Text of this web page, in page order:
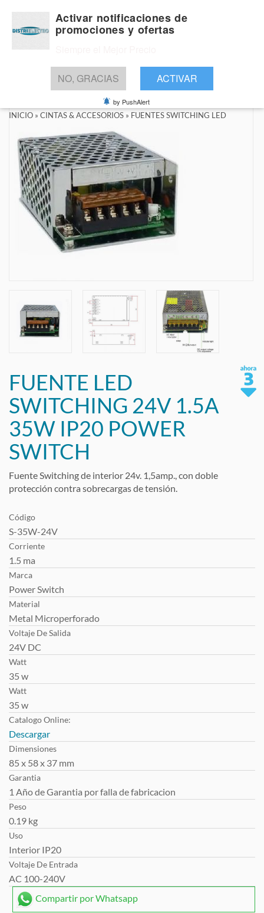
INICIO » CINTAS & ACCESORIOS » FUENTES SWITCHING LED
FUENTE LED
SWITCHING 24V 1.5A
35W IP20 POWER
SWITCH
Fuente Switching de interior 24v. 1,5amp., con doble
protección contra sobrecargas de tensión.
Código
S-35W-24V
Corriente
1.5 ma
Marca
Power Switch
Material
Metal Microperforado
Voltaje De Salida
24V DC
Watt
35 w
Watt
35 w
Catalogo Online:
Descargar
Dimensiones
85 x 58 x 37 mm
Garantia
1 Año de Garantia por falla de fabricacion
Peso
0.19 kg
Uso
Interior IP20
Voltaje De Entrada
AC 100-240V
Compartir por Whatsapp
Activar notificaciones de
promociones y ofertas
NO, GRACIAS ACTIVAR
by PushAlert